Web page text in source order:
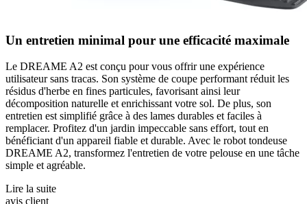
Un entretien minimal pour une efficacité maximale
Le DREAME A2 est conçu pour vous offrir une expérience
utilisateur sans tracas. Son système de coupe performant réduit les
résidus d'herbe en fines particules, favorisant ainsi leur
décomposition naturelle et enrichissant votre sol. De plus, son
entretien est simplifié grâce à des lames durables et faciles à
remplacer. Profitez d'un jardin impeccable sans effort, tout en
bénéficiant d'un appareil fiable et durable. Avec le robot tondeuse
DREAME A2, transformez l'entretien de votre pelouse en une tâche
simple et agréable.
Lire la suite
avis client